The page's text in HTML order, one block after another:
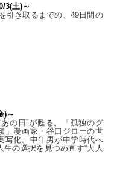
3(土)～
引き取るまでの、49日間の
)～
の日”が甦る。「孤独のグ
」漫画家・谷口ジローの世
写化。中年男が中学時代へ
の選択を見つめ直す“大人